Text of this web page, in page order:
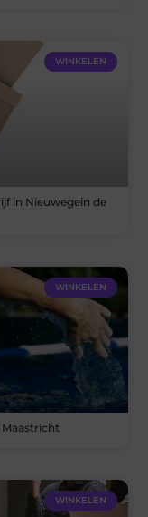
WINKELEN
in Nieuwegein de
WINKELEN
WINKELEN